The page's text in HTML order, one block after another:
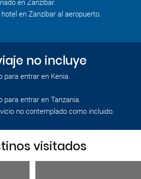
en Zanzíbar.
en Zanzíbar al aeropuerto.
no incluye
para entrar en Kenia.
para entrar en Tanzania.
no contemplado como incluido.
visitados